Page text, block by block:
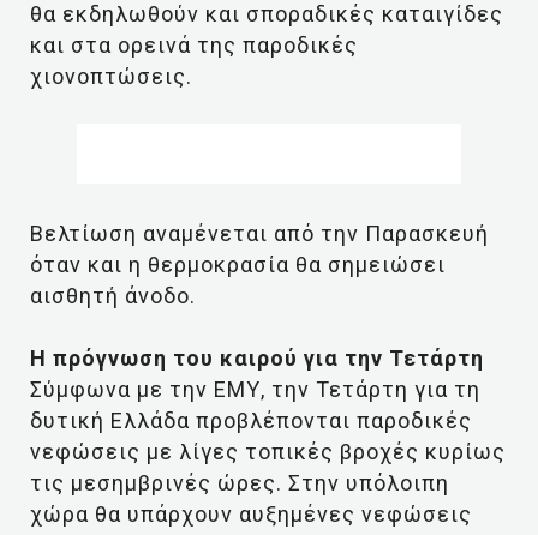
θα εκδηλωθούν και σποραδικές καταιγίδες
και στα ορεινά της παροδικές
χιονοπτώσεις.
Βελτίωση αναμένεται από την Παρασκευή
όταν και η θερμοκρασία θα σημειώσει
αισθητή άνοδο.
Η πρόγνωση του καιρού για την Τετάρτη
Σύμφωνα με την ΕΜΥ, την Τετάρτη για τη
δυτική Ελλάδα προβλέπονται παροδικές
νεφώσεις με λίγες τοπικές βροχές κυρίως
τις μεσημβρινές ώρες. Στην υπόλοιπη
χώρα θα υπάρχουν αυξημένες νεφώσεις